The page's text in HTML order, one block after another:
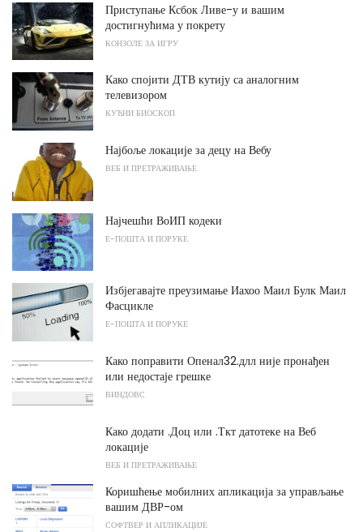
Приступање Ксбок Ливе-у и вашим
достигнућима у покрету
КОНЗОЛЕ ЗА ИГРУ
Како спојити ДТВ кутију са аналогним
телевизором
КУЋНИ БИОСКОП
Најбоље локације за децу на Вебу
ВЕБ И ПРЕТРАЖИВАЊЕ
Најчешћи ВоИП кодеки
Е-ПОШТА И ПОРУКЕ
Избјегавајте преузимање Иахоо Маил Булк Маил
Фасцикле
Е-ПОШТА И ПОРУКЕ
Како поправити Опенал32.длл није пронађен
или недостаје грешке
ВИНДОВС
Како додати .Доц или .Ткт датотеке на Веб
локације
ВЕБ И ПРЕТРАЖИВАЊЕ
Коришћење мобилних апликација за управљање
вашим ДВР-ом
СОФТВЕР И АПЛИКАЦИЈЕ